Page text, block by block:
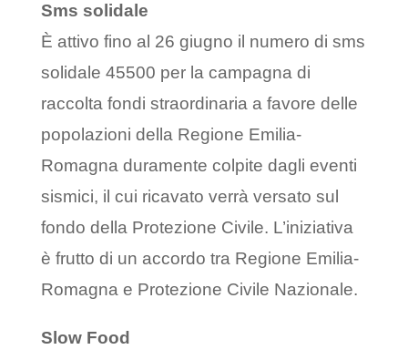
Sms solidale
È attivo fino al 26 giugno il numero di sms
solidale 45500 per la campagna di
raccolta fondi straordinaria a favore delle
popolazioni della Regione Emilia-
Romagna duramente colpite dagli eventi
sismici, il cui ricavato verrà versato sul
fondo della Protezione Civile. L’iniziativa
è frutto di un accordo tra Regione Emilia-
Romagna e Protezione Civile Nazionale.
Slow Food